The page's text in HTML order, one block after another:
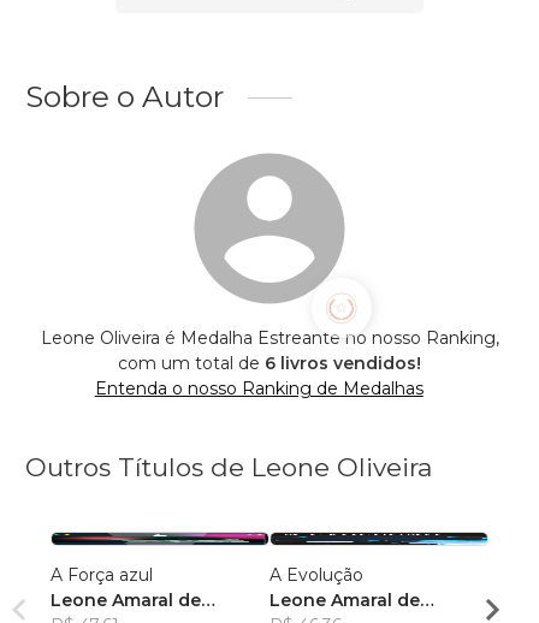
Sobre o Autor
Leone Oliveira é Medalha Estreante no nosso Ranking,
com um total de 6 livros vendidos!
Entenda o nosso Ranking de Medalhas
Outros Títulos de Leone Oliveira
A Força azul
Leone Amaral de
A Evolução
Leone Amaral de